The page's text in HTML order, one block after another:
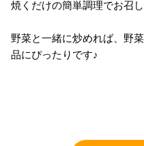
焼くだけの簡単調理でお召
野菜と一緒に炒めれば、野
品にぴったりです♪